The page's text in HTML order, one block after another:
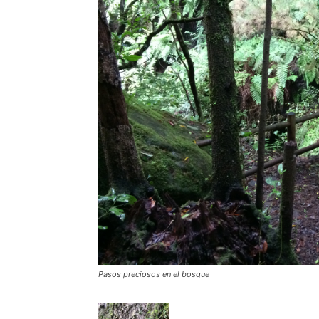
Pasos preciosos en el bosque